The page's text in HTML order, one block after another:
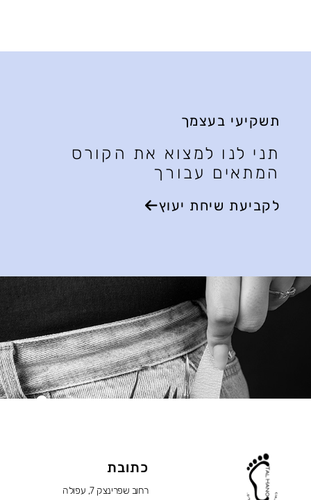
תשקיעי בעצמך
תני לנו למצוא את הקורס
המתאים עבורך
לקביעת שיחת יעוץ
כתובת
רחוב שפרינצק 7, עפולה